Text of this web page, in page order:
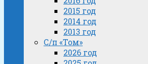
2015 год
2014 год
2013 год
С/п «Том»
2026 год